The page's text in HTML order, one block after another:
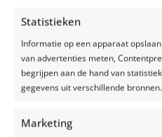
Statistieken
Informatie op een apparaat
van advertenties meten,
begrijpen aan de hand van
gegevens uit verschillende bronnen.
Marketing
toegetrokken met
spannen, worden ze
gehouden en bieden
bescherming voor het
Hierdoor heb je op elke
geen verliezen, zelfs